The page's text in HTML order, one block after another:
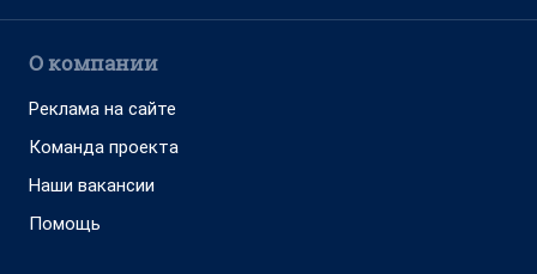
О компании
Реклама на сайте
Команда проекта
Наши вакансии
Помощь